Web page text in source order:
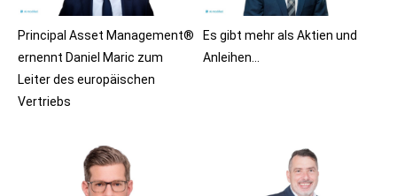
Principal Asset Management®
ernennt Daniel Maric zum
Leiter des europäischen
Vertriebs
Es gibt mehr als Aktien und
Anleihen…